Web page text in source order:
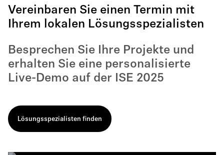
Vereinbaren Sie einen Termin mit
Ihrem lokalen Lösungsspezialisten
Besprechen Sie Ihre Projekte und
erhalten Sie eine personalisierte
Live-Demo auf der ISE 2025
Lösungsspezialisten finden